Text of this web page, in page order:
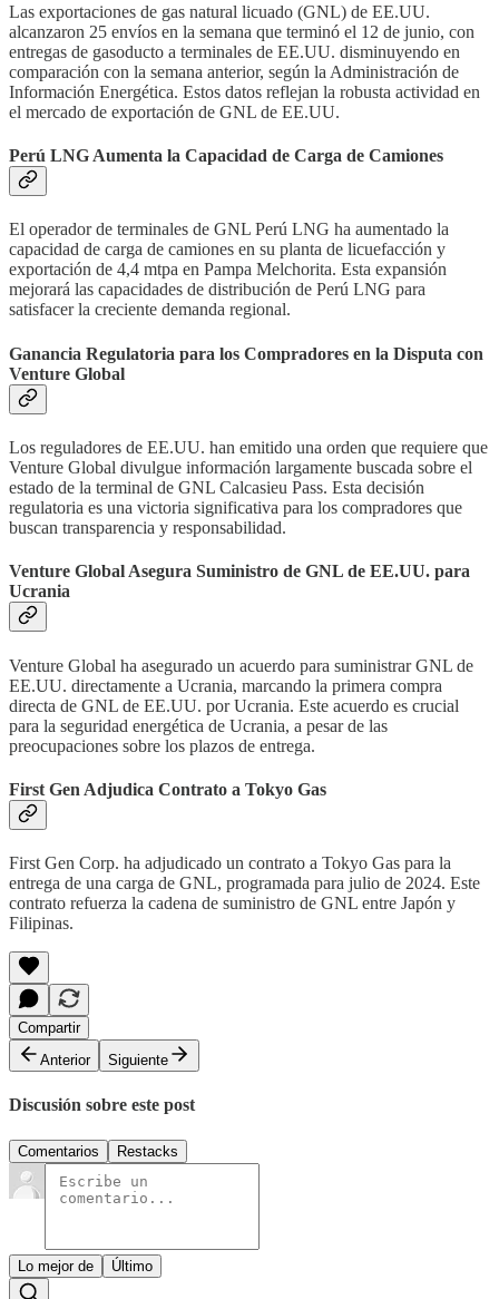
Las exportaciones de gas natural licuado (GNL) de EE.UU.
alcanzaron 25 envíos en la semana que terminó el 12 de junio, con
entregas de gasoducto a terminales de EE.UU. disminuyendo en
comparación con la semana anterior, según la Administración de
Información Energética. Estos datos reflejan la robusta actividad en
el mercado de exportación de GNL de EE.UU.
Perú LNG Aumenta la Capacidad de Carga de Camiones
El operador de terminales de GNL Perú LNG ha aumentado la
capacidad de carga de camiones en su planta de licuefacción y
exportación de 4,4 mtpa en Pampa Melchorita. Esta expansión
mejorará las capacidades de distribución de Perú LNG para
satisfacer la creciente demanda regional.
Ganancia Regulatoria para los Compradores en la Disputa con
Venture Global
Los reguladores de EE.UU. han emitido una orden que requiere que
Venture Global divulgue información largamente buscada sobre el
estado de la terminal de GNL Calcasieu Pass. Esta decisión
regulatoria es una victoria significativa para los compradores que
buscan transparencia y responsabilidad.
Venture Global Asegura Suministro de GNL de EE.UU. para
Ucrania
Venture Global ha asegurado un acuerdo para suministrar GNL de
EE.UU. directamente a Ucrania, marcando la primera compra
directa de GNL de EE.UU. por Ucrania. Este acuerdo es crucial
para la seguridad energética de Ucrania, a pesar de las
preocupaciones sobre los plazos de entrega.
First Gen Adjudica Contrato a Tokyo Gas
First Gen Corp. ha adjudicado un contrato a Tokyo Gas para la
entrega de una carga de GNL, programada para julio de 2024. Este
contrato refuerza la cadena de suministro de GNL entre Japón y
Filipinas.
Compartir
Anterior
Siguiente
Discusión sobre este post
Comentarios Restacks
Lo mejor de Último